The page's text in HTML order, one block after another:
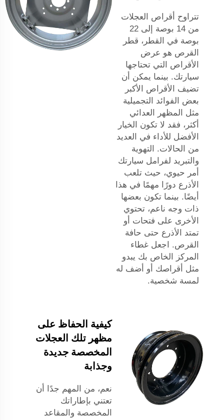
تتراوح أقراص العجلات
من 14 بوصة إلى 22
بوصة في القطر، قطر
القرص هو عرض
الأقراص التي تحتاجها
سيارتك. بينما يمكن أن
تضيف الأقراص الأكبر
بعض الفوائد التجميلية
مثل المظهر العدائي
أكثر، فقد لا تكون الخيار
الأفضل للأداء في العديد
من الحالات. التهوية
والتبريد لفرامل سيارتك
أمر حيوي، حيث تلعب
الأذرع دورًا مهمًا في هذا
أيضًا. بينما تكون بعضها
ذات وجه ناعم، تحتوي
الأخرى على فتحات أو
تمتد الأذرع حتى حافة
القرص. اجعل غطاء
المركز الخاص بك يبدو
مثل أقراصك أو أضف له
لمسة شخصية.
كيفية الحفاظ على
مظهر تلك العجلات
المخصصة جديدة
وجذابة
نعم، من المهم جدًا أن
تعتني بإطاراتك
المخصصة والمقاعد